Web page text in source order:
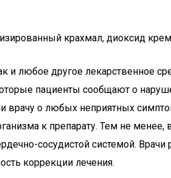
крахмал, диоксид
и любое другое
пациенты сообщают о
врачу о любых неприятных
к препарату. Тем не
сосудистой системой.
коррекции лечения.